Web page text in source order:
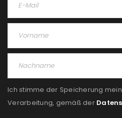
Ich stimme der Speicherung
Verarbeitung, gemäß der